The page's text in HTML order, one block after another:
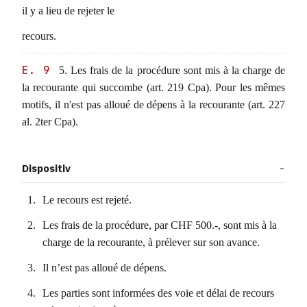
il y a lieu de rejeter le
recours.
E. 9
5. Les frais de la procédure sont mis à la charge de
la recourante qui succombe (art. 219 Cpa). Pour les mêmes
motifs, il n'est pas alloué de dépens à la recourante (art. 227
al. 2ter Cpa).
Dispositiv
Le recours est rejeté.
Les frais de la procédure, par CHF 500.-, sont mis à la
charge de la recourante, à prélever sur son avance.
Il n’est pas alloué de dépens.
Les parties sont informées des voie et délai de recours